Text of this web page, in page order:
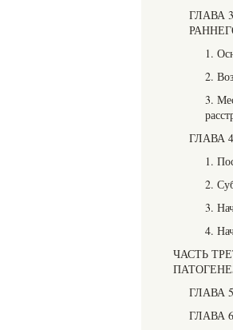
ГЛАВА
1.
2.
3.
ГЛАВА
1.
2.
3.
4.
ЧАСТЬ
ГЛАВА
ГЛАВА